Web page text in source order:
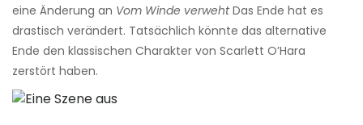
eine Änderung an Vom Winde verwehtDas Ende hat es
drastisch verändert. Tatsächlich könnte das alternative
Ende den klassischen Charakter von Scarlett O’Hara
zerstört haben.